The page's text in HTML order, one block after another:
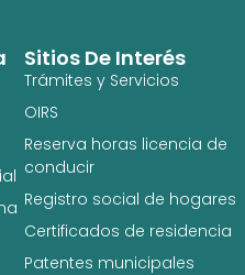
Sitios De Interés
Trámites y Servicios
OIRS
Reserva horas licencia de
conducir
Registro social de hogares
Certificados de residencia
Patentes municipales